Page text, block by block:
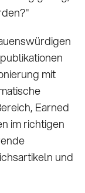
mit
Earned
im richtigen
und